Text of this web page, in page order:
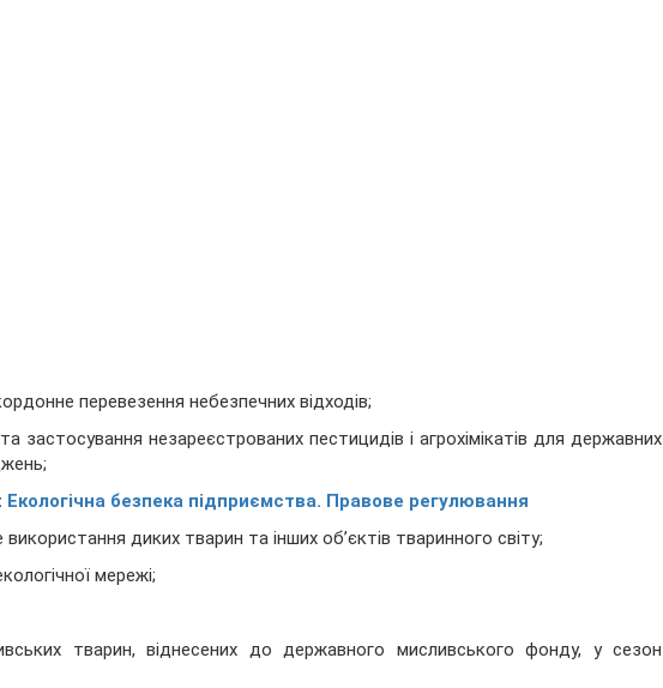
перевезення небезпечних відходів;
застосування незареєстрованих пестицидів і агрохімікатів для державних
Екологічна безпека підприємства. Правове регулювання
диких тварин та інших об’єктів тваринного світу;
мережі;
тварин, віднесених до державного мисливського фонду, у сезон